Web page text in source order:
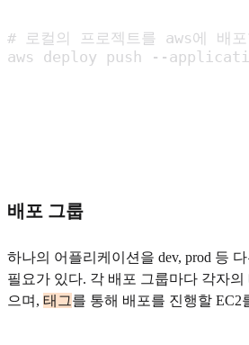
# 로컬의 프로젝트를 aws에 배
aws deploy push --
배포 그룹
하나의 어플리케이션을 dev, prod 등
필요가 있다. 각 배포 그룹마다 각자
으며, 태그를 통해 배포를 진행할 EC2